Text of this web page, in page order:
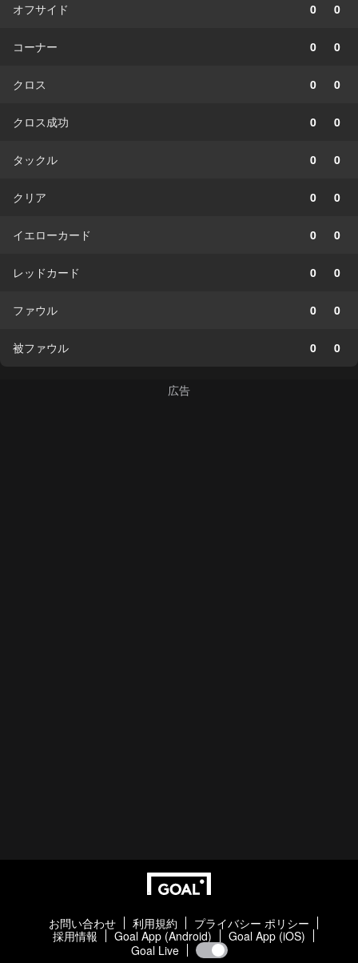
オフサイド 0 0
コーナー 0 0
クロス 0 0
クロス成功 0 0
タックル 0 0
クリア 0 0
イエローカード 0 0
レッドカード 0 0
ファウル 0 0
被ファウル 0 0
お問い合わせ 利用規約
プライバシー ポリシー
採用情報
Goal App (Android)
Goal App (iOS)
Goal Live